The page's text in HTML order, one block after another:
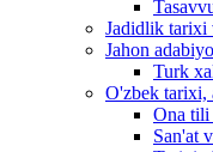
Jadidlik tarixi
Jahon
Turk
O'zbek tarixi,
Ona
San'at